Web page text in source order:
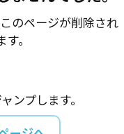
のページが削除され
。
ンプします。